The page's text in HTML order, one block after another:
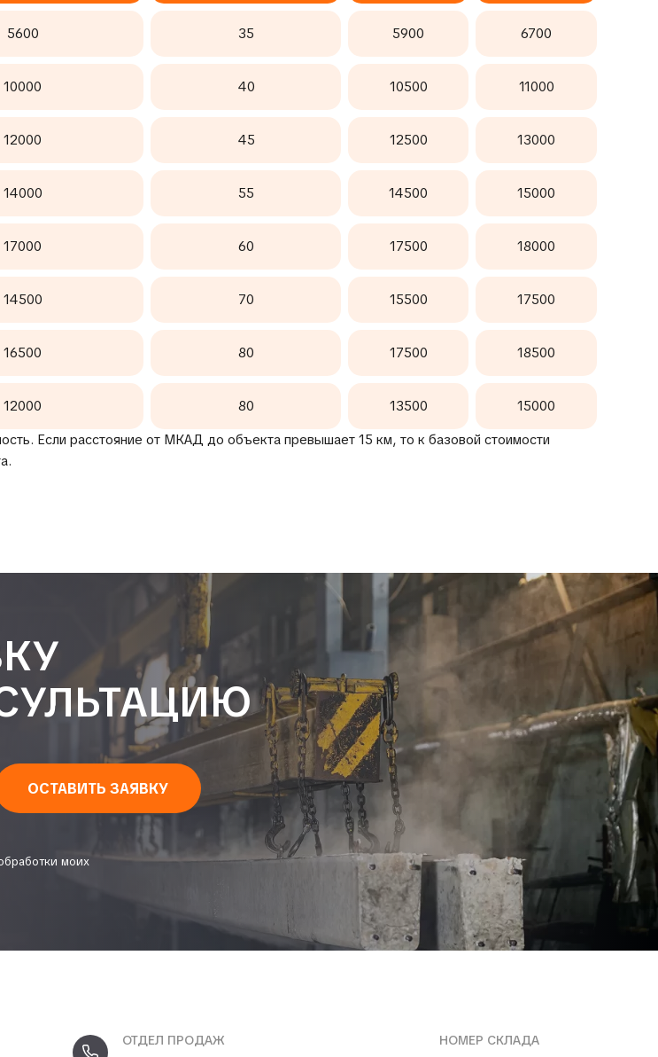
5600 35 5900 6700
10000 40 10500 11000
12000 45 12500 13000
14000 55 14500 15000
17000 60 17500 18000
14500 70 15500 17500
16500 80 17500 18500
12000 80 13500
15000
Если расстояние от МКАД до объекта превышает 15 км, то к базовой стоимости
ОСТАВИТЬ ЗАЯВКУ
моих
ОТДЕЛ ПРОДАЖ НОМЕР СКЛАДА